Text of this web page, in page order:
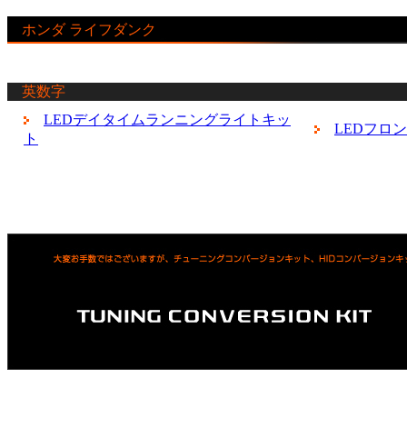
ホンダ ライフダンク
英数字
LEDデイタイムランニングライトキッ
ト
LEDフロ